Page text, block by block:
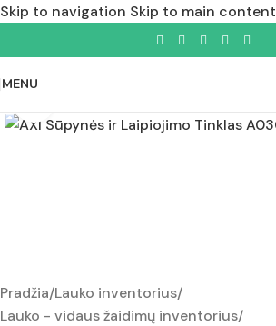
Skip to navigation Skip to main content
MENU
Pradžia/Lauko inventorius/
Lauko - vidaus žaidimų inventorius/